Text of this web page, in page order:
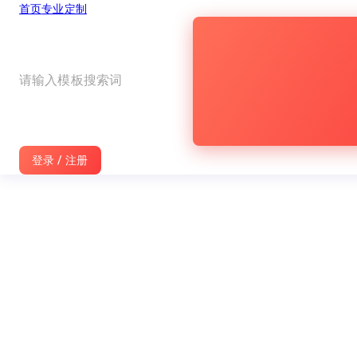
首页专业定制
登录 / 注册
旺影 宣传片